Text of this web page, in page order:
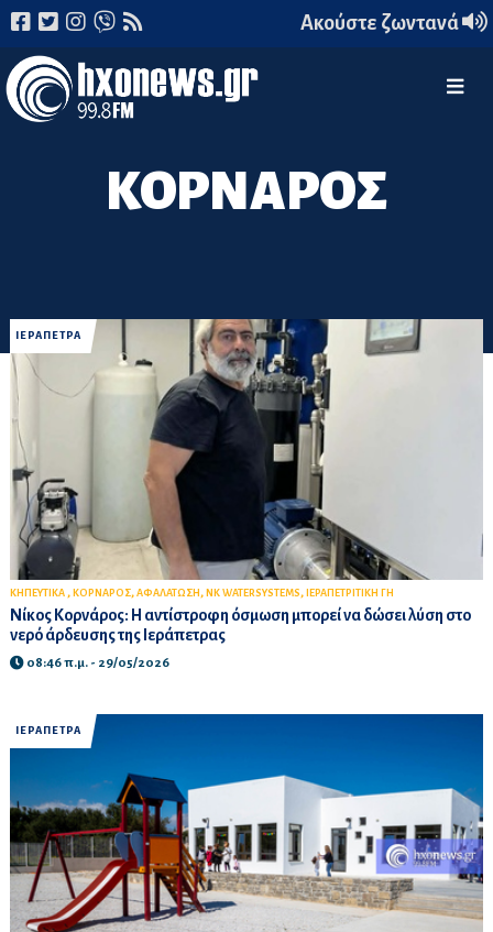
Ακούστε ζωντανά
ΚΟΡΝΑΡΟΣ
ΙΕΡΑΠΕΤΡΑ
ΚΗΠΕΥΤΙΚΑ , ΚΟΡΝΑΡΟΣ, ΑΦΑΛΑΤΩΣΗ , NK WATERSYSTEMS, ΙΕΡΑΠΕΤΡΙΤΙΚΗ ΓΗ
Νίκος Κορνάρος: Η αντίστροφη όσμωση μπορεί να δώσει λύση στο
νερό άρδευσης της Ιεράπετρας
08:46 π.μ. - 29/05/2026
ΙΕΡΑΠΕΤΡΑ